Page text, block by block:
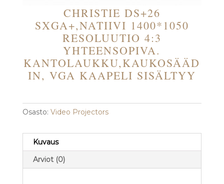
CHRISTIE DS+26
SXGA+,NATIIVI 1400*1050
RESOLUUTIO 4:3
YHTEENSOPIVA.
KANTOLAUKKU,KAUKOSÄÄD
IN, VGA KAAPELI SISÄLTYY
Osasto: Video Projectors
Kuvaus
Arviot (0)